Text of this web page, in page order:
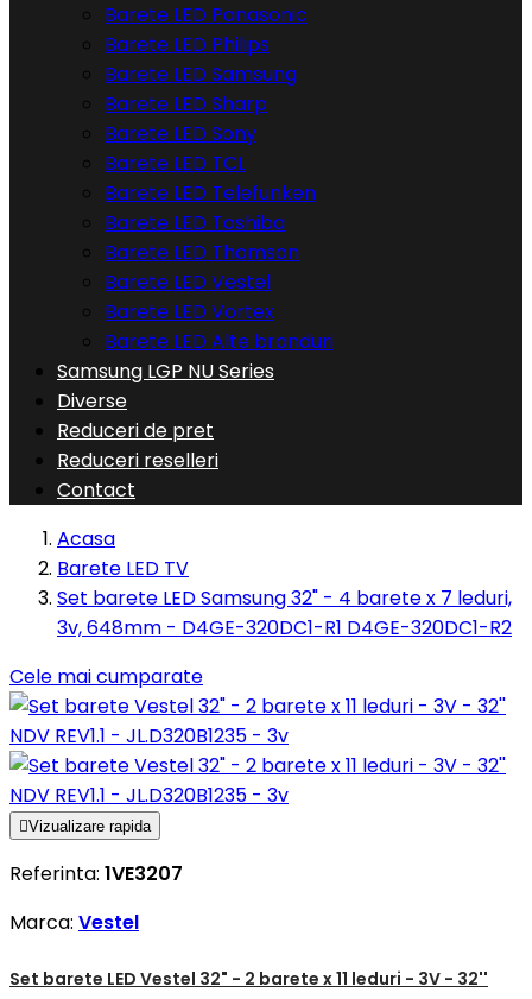
Barete LED Panasonic
Barete LED Philips
Barete LED Samsung
Barete LED Sharp
Barete LED Sony
Barete LED TCL
Barete LED Telefunken
Barete LED Toshiba
Barete LED Thomson
Barete LED Vestel
Barete LED Vortex
Barete LED Alte branduri
Samsung LGP NU Series
Diverse
Reduceri de pret
Reduceri reselleri
Contact
Acasa
Barete LED TV
Set barete LED Samsung 32" - 4 barete x 7 leduri,
3v, 648mm - D4GE-320DC1-R1 D4GE-320DC1-R2
Cele mai cumparate
Vizualizare rapida
Referinta: 1VE3207
Marca: Vestel
Set barete LED Vestel 32" - 2 barete x 11 leduri - 3V - 32''